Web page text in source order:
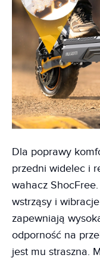
Dla poprawy
przedni widelec i
wahacz
wstrząsy i
zapewniają
odporność na
jest mu straszna.